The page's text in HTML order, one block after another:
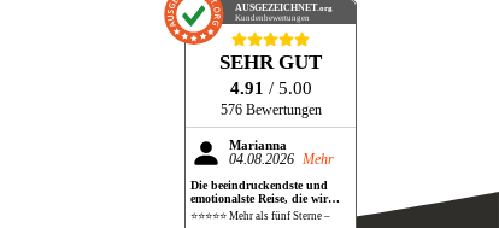
AUSGEZEICHNET.org
Kundenbewertungen
SEHR GUT
4.91 / 5.00
576 Bewertungen
Marianna
04.08.2026 Mehr
Die beeindruckendste und
emotionalste Reise, die wir
bisher gemacht haben!
⭐⭐⭐⭐⭐ Mehr als fünf Sterne –